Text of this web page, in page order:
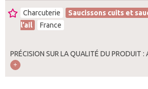
Charcuterie
Saucissons cuits et
l’ail
France
PRÉCISION SUR LA QUALITÉ DU PRODUIT :